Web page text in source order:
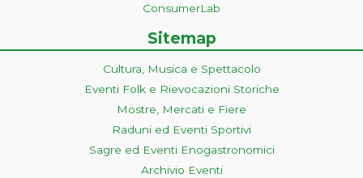
ConsumerLab
Sitemap
Cultura, Musica e Spettacolo
Eventi Folk e Rievocazioni Storiche
Mostre, Mercati e Fiere
Raduni ed Eventi Sportivi
Sagre ed Eventi Enogastronomici
Archivio Eventi